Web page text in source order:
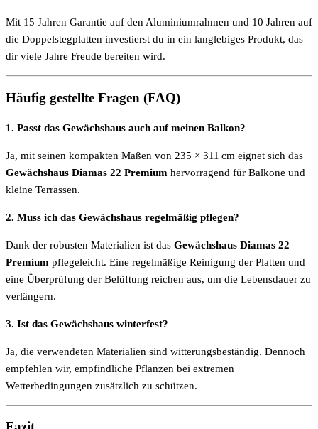
Mit 15 Jahren Garantie auf den Aluminiumrahmen und 10 Jahren auf
die Doppelstegplatten investierst du in ein langlebiges Produkt, das
dir viele Jahre Freude bereiten wird.
Häufig gestellte Fragen (FAQ)
1. Passt das Gewächshaus auch auf meinen Balkon?
Ja, mit seinen kompakten Maßen von 235 × 311 cm eignet sich das
Gewächshaus Diamas 22 Premium hervorragend für Balkone und
kleine Terrassen.
2. Muss ich das Gewächshaus regelmäßig pflegen?
Dank der robusten Materialien ist das Gewächshaus Diamas 22
Premium pflegeleicht. Eine regelmäßige Reinigung der Platten und
eine Überprüfung der Belüftung reichen aus, um die Lebensdauer zu
verlängern.
3. Ist das Gewächshaus winterfest?
Ja, die verwendeten Materialien sind witterungsbeständig. Dennoch
empfehlen wir, empfindliche Pflanzen bei extremen
Wetterbedingungen zusätzlich zu schützen.